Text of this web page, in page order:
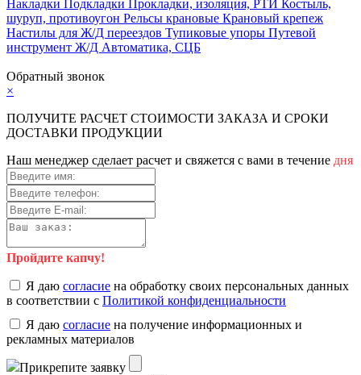
Накладки Подкладки Прокладки, изоляция, РТИ Костыль,
шуруп, противоугон Рельсы крановые Крановый крепеж
Настилы для Ж/Д переездов Тупиковые упоры Путевой
инструмент Ж/Д Автоматика, СЦБ
Обратный звонок
×
ПОЛУЧИТЕ РАСЧЕТ СТОИМОСТИ ЗАКАЗА И СРОКИ
ДОСТАВКИ ПРОДУКЦИИ
Наш менеджер сделает расчет и свяжется с вами в течение дня
Пройдите капчу!
Я даю согласие на обработку своих персональных данных
в соответствии с Политикой конфиденциальности
Я даю согласие на получение информационных и
рекламных материалов
Прикрепите заявку